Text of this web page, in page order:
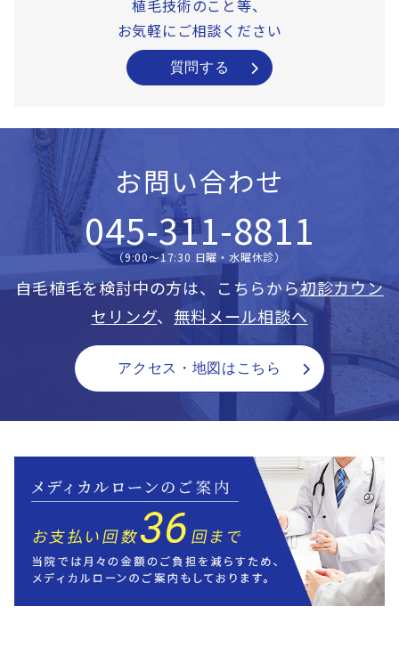
植毛技術のこと等、
お気軽にご相談ください
質問する
お問い合わせ
045-311-8811
（9:00〜17:30 日曜・水曜休診）
自毛植毛を検討中の方は、こちらから初診カウン
セリング、 無料メール相談へ
アクセス・地図はこちら